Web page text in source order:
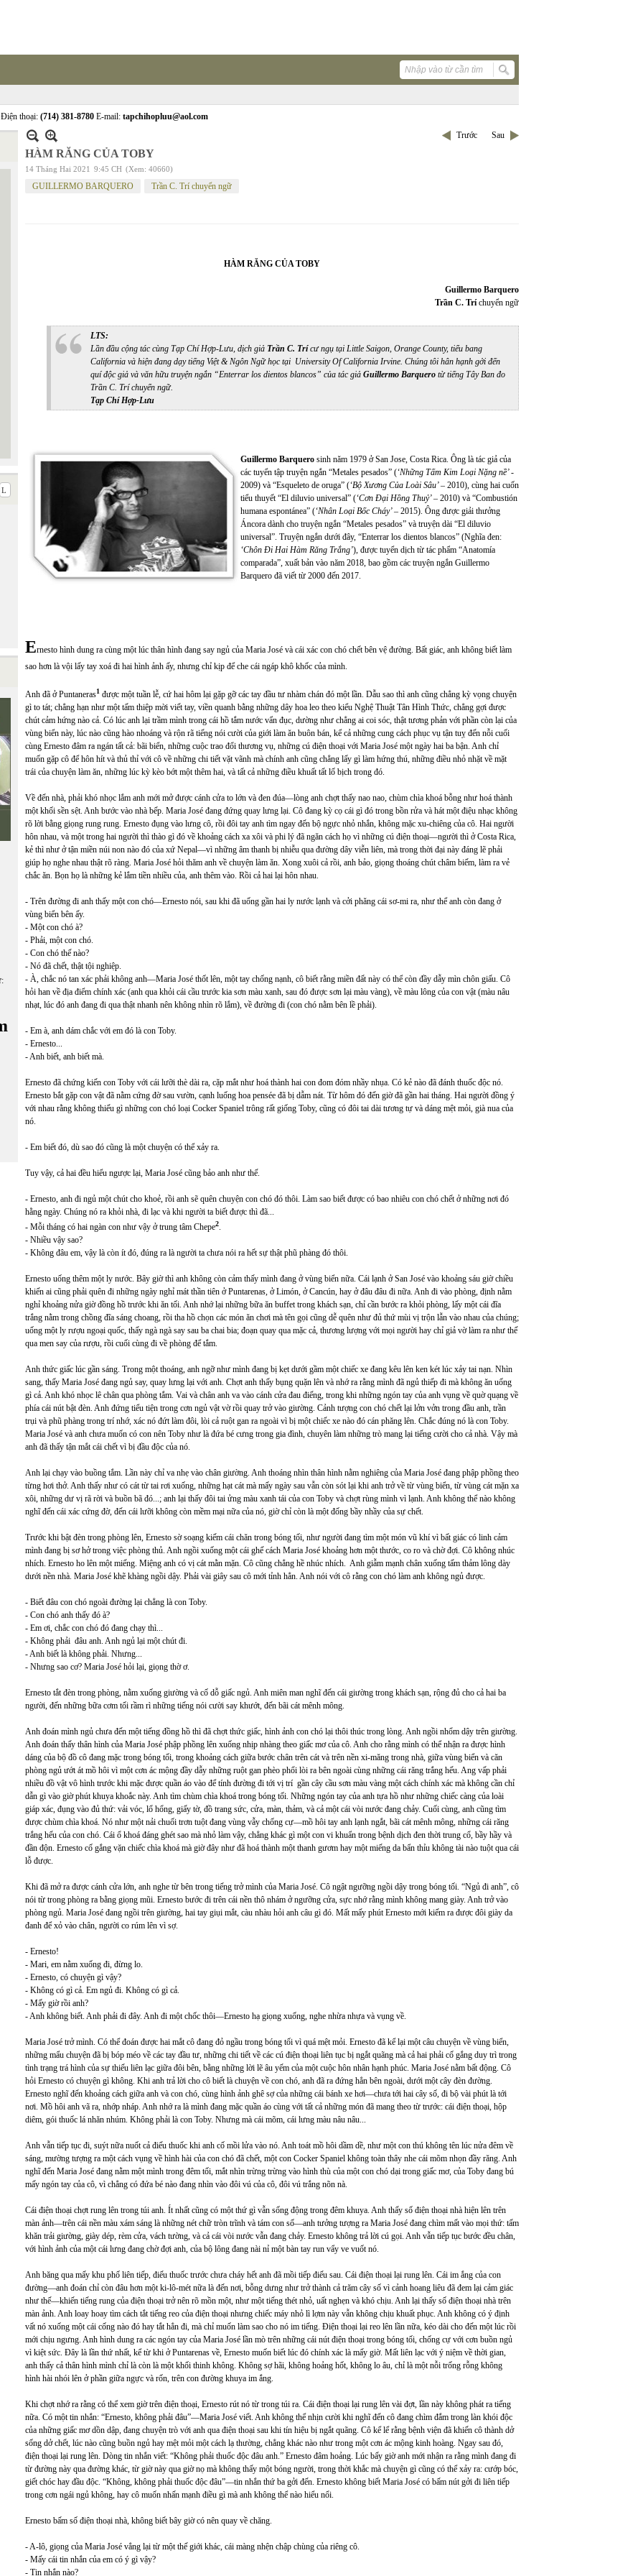
thoại: (714) 381-8780 E-mail: tapchihopluu@aol.com
Trước Sau
HÀM RĂNG CỦA TOBY
14 Tháng Hai 2021 9:45 CH (Xem: 40660)
GUILLERMO BARQUERO Trần C. Trí chuyển ngữ
HÀM RĂNG CỦA TOBY
Guillermo Barquero
Trần C. Tríchuyển ngữ
LTS:
Lần đầu cộng tác cùng Tạp Chí Hợp-Lưu, dịch giả Trần C. Trícư ngụ tại Little Saigon, Orange County, tiểu bang
California và hiện đang dạy tiếng Việt & Ngôn Ngữ học tại University Of California Irvine. Chúng tôi hân hạnh gởi đến
quí độc giả và văn hữu truyện ngắn “Enterrar los dientos blancos” của tác giả Guillermo Barquero từ tiếng Tây Ban đo
Trần C. Trí chuyển ngữ.
Tạp Chí Hợp-Lưu
Guillermo Barquero sinh năm 1979 ở San Jose, Costa Rica. Ông là tác giả của
các tuyển tập truyện ngắn “Metales pesados” (‘Những Tấm Kim Loại Nặng nề’ -
2009) và “Esqueleto de oruga” (‘Bộ Xương Của Loài Sâu’ – 2010), cùng hai cuốn
tiểu thuyết “El diluvio universal” (‘Cơn Đại Hồng Thuỷ’ – 2010) và “Combustión
humana espontánea” (‘Nhân Loại Bốc Cháy’ – 2015). Ông được giải thưởng
Áncora dành cho truyện ngắn “Metales pesados” và truyện dài “El diluvio
universal”. Truyện ngắn dưới đây, “Enterrar los dientos blancos” (Nghĩa đen:
‘Chôn Đi Hai Hàm Răng Trắng’), được tuyển dịch từ tác phẩm “Anatomía
comparada”, xuất bản vào năm 2018, bao gồm các truyện ngắn Guillermo
Barquero đã viết từ 2000 đến 2017.
Ernesto hình dung ra cùng một lúc thân hình đang say ngủ của Maria José và cái xác con chó chết bên vệ đường. Bất giác, anh không biết làm
sao hơn là vội lấy tay xoá đi hai hình ảnh ấy, nhưng chỉ kịp để che cái ngáp khô khốc của mình.
Anh đã ở Puntaneras1 được một tuần lễ, cứ hai hôm lại gặp gỡ các tay đầu tư nhàm chán đó một lần. Dẫu sao thì anh cũng chẳng kỳ vọng chuyện
gì to tát; chẳng hạn như một tấm thiệp mời viết tay, viền quanh bằng những dây hoa leo theo kiểu Nghệ Thuật Tân Hình Thức, chẳng gợi được
chút cảm hứng nào cả. Có lúc anh lại trầm mình trong cái hồ tắm nước vẩn đục, dường như chẳng ai coi sóc, thật tương phản với phần còn lại của
vùng biển này, lúc nào cũng hào nhoáng và rộn rã tiếng nói cười của giới làm ăn buôn bán, kể cả những cung cách phục vụ tận tuỵ đến nỗi cuối
cùng Ernesto đâm ra ngán tất cả: bãi biển, những cuộc trao đổi thương vụ, những cú điện thoại với Maria José một ngày hai ba bận. Anh chỉ
muốn gặp cô để hôn hít và thủ thỉ với cô về những chi tiết vặt vãnh mà chính anh cũng chẳng lấy gì làm hứng thú, những điều nhỏ nhặt về mặt
trái của chuyện làm ăn, những lúc kỳ kèo bớt một thêm hai, và tất cả những điều khuất tất lố bịch trong đó.
Về đến nhà, phải khó nhọc lắm anh mới mở được cánh cửa to lớn và đen đúa—lòng anh chợt thấy nao nao, chùm chìa khoá bỗng như hoá thành
một khối sền sệt. Anh bước vào nhà bếp. Maria José đang đứng quay lưng lại. Cô đang kỳ cọ cái gì đó trong bồn rửa và hát một điệu nhạc không
rõ lời bằng giọng rung rung. Ernesto đụng vào lưng cô, rồi đôi tay anh tìm ngay đến bộ ngực nhỏ nhắn, không mặc xu-chiêng của cô. Hai người
hôn nhau, và một trong hai người thì thào gì đó về khoảng cách xa xôi và phi lý đã ngăn cách họ vì những cú điện thoại—người thì ở Costa Rica,
kẻ thì như ở tận miền núi non nào đó của xứ Nepal—vì những âm thanh bị nhiễu qua đường dây viễn liên, mà trong thời đại này đáng lẽ phải
giúp họ nghe nhau thật rõ ràng. Maria José hỏi thăm anh về chuyện làm ăn. Xong xuôi cả rồi, anh bảo, giọng thoáng chút châm biếm, làm ra vẻ
chắc ăn. Bọn họ là những kẻ lắm tiền nhiều của, anh thêm vào. Rồi cả hai lại hôn nhau.
- Trên đường đi anh thấy một con chó—Ernesto nói, sau khi đã uống gần hai ly nước lạnh và cởi phăng cái sơ-mi ra, như thể anh còn đang ở
vùng biển bên ấy.
- Một con chó à?
- Phải, một con chó.
- Con chó thế nào?
- Nó đã chết, thật tội nghiệp.
- À, chắc nó tan xác phải không anh—Maria José thốt lên, một tay chống nạnh, cô biết rằng miền đất này có thể còn đầy dẫy mìn chôn giấu. Cô
hỏi han về địa điểm chính xác (anh qua khỏi cái cầu trước kia sơn màu xanh, sau đó được sơn lại màu vàng), về màu lông của con vật (màu nâu
nhạt, lúc đó anh đang đi qua thật nhanh nên không nhìn rõ lắm), về đường đi (con chó nằm bên lề phải).
- Em à, anh dám chắc với em đó là con Toby.
- Ernesto...
- Anh biết, anh biết mà.
Ernesto đã chứng kiến con Toby với cái lưỡi thè dài ra, cặp mắt như hoá thành hai con đom đóm nhầy nhụa. Có kẻ nào đã đánh thuốc độc nó.
Ernesto bắt gặp con vật đã nằm cứng đờ sau vườn, cạnh luống hoa pensée đã bị dẫm nát. Từ hôm đó đến giờ đã gần hai tháng. Hai người đồng ý
với nhau rằng không thiếu gì những con chó loại Cocker Spaniel trông rất giống Toby, cũng có đôi tai dài tương tự và dáng mệt mỏi, già nua của
nó.
- Em biết đó, dù sao đó cũng là một chuyện có thể xảy ra.
Tuy vậy, cả hai đều hiểu ngược lại, Maria José cũng bảo anh như thế.
- Ernesto, anh đi ngủ một chút cho khoẻ, rồi anh sẽ quên chuyện con chó đó thôi. Làm sao biết được có bao nhiêu con chó chết ở những nơi đó
hằng ngày. Chúng nó ra khỏi nhà, đi lạc và khi người ta biết được thì đã...
- Mỗi tháng có hai ngàn con như vậy ở trung tâm Chepe2.
- Nhiều vậy sao?
- Không đâu em, vậy là còn ít đó, đúng ra là người ta chưa nói ra hết sự thật phũ phàng đó thôi.
Ernesto uống thêm một ly nước. Bây giờ thì anh không còn cảm thấy mình đang ở vùng biển nữa. Cái lạnh ở San José vào khoảng sáu giờ chiều
khiến ai cũng phải quên đi những ngày nghỉ mát thần tiên ở Puntarenas, ở Limón, ở Cancún, hay ở đâu đâu đi nữa. Anh đi vào phòng, định nằm
nghỉ khoảng nửa giờ đồng hồ trước khi ăn tối. Anh nhớ lại những bữa ăn buffet trong khách sạn, chỉ cần bước ra khỏi phòng, lấy một cái đĩa
trắng nằm trong chồng đĩa sáng choang, rồi tha hồ chọn các món ăn chơi mà tên gọi cũng dễ quên như đủ thứ mùi vị trộn lẫn vào nhau của chúng;
uống một ly rượu ngoại quốc, thấy ngà ngà say sau ba chai bia; đoạn quay qua mặc cả, thương lượng với mọi người hay chỉ giả vờ làm ra như thế
qua men say của rượu, rồi cuối cùng đi về phòng để tắm.
Anh thức giấc lúc gần sáng. Trong một thoáng, anh ngỡ như mình đang bị kẹt dưới gầm một chiếc xe đang kêu lên ken két lúc xảy tai nạn. Nhìn
sang, thấy Maria José đang ngủ say, quay lưng lại với anh. Chợt anh thấy bụng quặn lên và nhớ ra rằng mình đã ngủ thiếp đi mà không ăn uống
gì cả. Anh khó nhọc lê chân qua phòng tắm. Vai và chân anh va vào cánh cửa đau điếng, trong khi những ngón tay của anh vụng về quờ quạng về
phía cái nút bật đèn. Anh đứng tiểu tiện trong cơn ngủ vật vờ rồi quay trở vào giường. Cảnh tượng con chó chết lại lởn vởn trong đầu anh, trần
trụi và phũ phàng trong trí nhớ, xác nó đứt làm đôi, lòi cả ruột gan ra ngoài vì bị một chiếc xe nào đó cán phăng lên. Chắc đúng nó là con Toby.
Maria José và anh chưa muốn có con nên Toby như là đứa bé cưng trong gia đình, chuyên làm những trò mang lại tiếng cười cho cả nhà. Vậy mà
anh đã thấy tận mắt cái chết vì bị đầu độc của nó.
Anh lại chạy vào buồng tắm. Lần này chỉ va nhẹ vào chân giường. Anh thoáng nhìn thân hình nằm nghiêng của Maria José đang phập phồng theo
từng hơi thở. Anh thấy như có cát từ tai rơi xuống, những hạt cát mà mấy ngày sau vẫn còn sót lại khi anh trở về từ vùng biển, từ vùng cát mặn xa
xôi, những dư vị rã rời và buồn bã đó...; anh lại thấy đôi tai ửng màu xanh tái của con Toby và chợt rùng mình vì lạnh. Anh không thể nào không
nghĩ đến cái xác cứng đờ, đến cái lưỡi không còn mềm mại nữa của nó, giờ chỉ còn là một đống bầy nhầy của sự chết.
Trước khi bật đèn trong phòng lên, Ernesto sờ soạng kiếm cái chăn trong bóng tối, như người đang tìm một món vũ khí vì bất giác có linh cảm
mình đang bị sơ hở trong việc phòng thủ. Anh ngồi xuống một cái ghế cách Maria José khoảng hơn một thước, co ro và chờ đợi. Cô không nhúc
nhích. Ernesto ho lên một miếng. Miệng anh có vị cát mằn mặn. Cô cũng chẳng hề nhúc nhích. Anh giẫm mạnh chân xuống tấm thảm lông dày
dưới nền nhà. Maria José khẽ khàng ngồi dậy. Phải vài giây sau cô mới tỉnh hẳn. Anh nói với cô rằng con chó làm anh không ngủ được.
- Biết đâu con chó ngoài đường lại chẳng là con Toby.
- Con chó anh thấy đó à?
- Em ơi, chắc con chó đó đang chạy thì...
- Không phải đâu anh. Anh ngủ lại một chút đi.
- Anh biết là không phải. Nhưng...
- Nhưng sao cơ? Maria José hỏi lại, giọng thờ ơ.
Ernesto tắt đèn trong phòng, nằm xuống giường và cố dỗ giấc ngủ. Anh miên man nghĩ đến cái giường trong khách sạn, rộng đủ cho cả hai ba
người, đến những bữa cơm tối rầm rì những tiếng nói cười say khướt, đến bãi cát mênh mông.
Anh đoán mình ngủ chưa đến một tiếng đồng hồ thì đã chợt thức giấc, hình ảnh con chó lại thôi thúc trong lòng. Anh ngồi nhổm dậy trên giường.
Anh đoán thấy thân hình của Maria José phập phồng lên xuống nhịp nhàng theo giấc mơ của cô. Anh cho rằng mình có thể nhận ra được hình
dáng của bộ đồ cô đang mặc trong bóng tối, trong khoảng cách giữa bước chân trên cát và trên nền xi-măng trong nhà, giữa vùng biển và căn
phòng ngủ ướt át mồ hôi vì một cơn ác mộng đầy dẫy những ruột gan phèo phổi lòi ra bên ngoài cùng những cái răng trắng hếu. Ang vấp phải
nhiều đồ vật vô hình trước khi mặc được quần áo vào để tính đường đi tới vị trí gần cây cầu sơn màu vàng một cách chính xác mà không cần chỉ
dẫn gì vào giờ phút khuya khoắc này. Anh tìm chùm chìa khoá trong bóng tối. Những ngón tay của anh tựa hồ như những chiếc càng của loài
giáp xác, đụng vào đủ thứ: vải vóc, lổ hổng, giấy tờ, đồ trang sức, cửa, màn, thảm, và cả một cái vòi nước đang chảy. Cuối cùng, anh cũng tìm
được chùm chìa khoá. Nó như một nải chuối trơn tuột đang vùng vẫy chống cự—mồ hôi tay anh lạnh ngắt, bãi cát mênh mông, những cái răng
trắng hếu của con chó. Cái ổ khoá đáng ghét sao mà nhỏ làm vậy, chẳng khác gì một con vi khuẩn trong bệnh dịch đen thời trung cổ, bầy hầy và
đần độn. Ernesto cố gắng vặn chiếc chìa khoá mà giờ đây như đã hoá thành một thanh gươm hay một miếng da bẩn thỉu không tài nào tuột qua cái
lỗ được.
Khi đã mở ra được cánh cửa lớn, anh nghe từ bên trong tiếng trở mình của Maria José. Cô ngật ngưỡng ngồi dậy trong bóng tối. “Ngủ đi anh”, cô
nói từ trong phòng ra bằng giọng mũi. Ernesto bước đi trên cái nền thô nhám ở ngưỡng cửa, sực nhớ rằng mình không mang giày. Anh trở vào
phòng ngủ. Maria José đang ngồi trên giường, hai tay giụi mắt, càu nhàu hỏi anh câu gì đó. Mất mấy phút Ernesto mới kiếm ra được đôi giày da
đanh để xỏ vào chân, người co rúm lên vì sợ.
- Ernesto!
- Mari, em nằm xuống đi, đừng lo.
- Ernesto, có chuyện gì vậy?
- Không có gì cả. Em ngủ đi. Không có gì cả.
- Mấy giờ rồi anh?
- Anh không biết. Anh phải đi đây. Anh đi một chốc thôi—Ernesto hạ giọng xuống, nghe nhừa nhựa và vụng về.
Maria José trở mình. Có thể đoán được hai mắt cô đang đỏ ngầu trong bóng tối vì quá mệt mỏi. Ernesto đã kể lại một câu chuyện về vùng biển,
những mẩu chuyện đã bị bóp méo về các tay đầu tư, những chi tiết về các cú điện thoại liên tục bị ngắt quãng mà cả hai phải cố gắng duy trì trong
tình trạng trá hình của sự thiếu liên lạc giữa đôi bên, bằng những lời lẽ âu yếm của một cuộc hôn nhân hạnh phúc. Maria José nằm bất động. Cô
hỏi Ernesto có chuyện gì không. Khi anh trả lời cho cô biết là chuyện về con chó, anh đã ra đứng hẳn bên ngoài, dưới một cây đèn đường.
Ernesto nghĩ đến khoảng cách giữa anh và con chó, cùng hình ảnh ghê sợ của những cái bánh xe hơi—chưa tới hai cây số, đi bộ vài phút là tới
nơi. Mồ hôi anh vã ra, nhớp nháp. Anh nhớ ra là mình đang mặc quần áo cùng với tất cả những món đã mang theo từ trước: cái điện thoại, hộp
diêm, gói thuốc lá nhăn nhúm. Không phải là con Toby. Nhưng mà cái mõm, cái lưng màu nâu nâu...
Anh vẫn tiếp tục đi, suýt nữa nuốt cả điếu thuốc khi anh cố mồi lửa vào nó. Anh toát mồ hôi dầm dề, như một con thú không tên lúc nửa đêm về
sáng, mường tượng ra một cách vụng về hình hài của con chó đã chết, một con Cocker Spaniel không toàn thây nhe cái mõm nhọn đầy răng. Anh
nghĩ đến Maria José đang nằm một mình trong đêm tối, mắt nhìn trừng trừng vào hình thù của một con chó dại trong giấc mơ, của Toby đang bú
mấy ngón tay của cô, vì chẳng có đứa bé nào đang nhìn vào đôi vú của cô, đôi vú trắng nõn nà.
Cái điện thoại chợt rung lên trong túi anh. Ít nhất cũng có một thứ gì vẫn sống động trong đêm khuya. Anh thấy số điện thoại nhà hiện lên trên
màn ảnh—trên cái nền màu xám sáng là những nét chữ tròn trĩnh và tám con số—anh tưởng tượng ra Maria José đang chìm mất vào mọi thứ: tấm
khăn trải giường, giày dép, rèm cửa, vách tường, và cả cái vòi nước vẫn đang chảy. Ernesto không trả lời cú gọi. Anh vẫn tiếp tục bước đều chân,
với hình ảnh của một cái lưng đang chờ đợi anh, của bộ lông đang nài nỉ một bàn tay run vẩy ve vuốt nó.
Anh băng qua mấy khu phố liên tiếp, điếu thuốc trước chưa cháy hết anh đã mồi tiếp điếu sau. Cái điện thoại lại rung lên. Cái im ắng của con
đường—anh đoán chỉ còn đâu hơn một ki-lô-mét nữa là đến nơi, bỗng dưng như trở thành cả trăm cây số vì cảnh hoang liêu đã đem lại cảm giác
như thế—khiến tiếng rung của điện thoại trở nên rõ mồn một, như một tiếng thét nhỏ, uất nghẹn và khó chịu. Anh lại thấy số điện thoại nhà trên
màn ảnh. Anh loay hoay tìm cách tắt tiếng reo của điện thoại nhưng chiếc máy nhỏ lì lợm này vẫn không chịu khuất phục. Anh không có ý định
vất nó xuống một cái cống nào đó hay tắt hẳn đi, mà chỉ muốn làm sao cho nó im tiếng. Điện thoại lại reo lên lần nữa, kéo dài cho đến một lúc rồi
mới chịu ngưng. Anh hình dung ra các ngón tay của Maria José lần mò trên những cái nút điện thoại trong bóng tối, chống cự với cơn buồn ngủ
vì kiệt sức. Đây là lần thứ nhất, kể từ khi ở Puntarenas về, Ernesto muốn biết lúc đó chính xác là mấy giờ. Mất liên lạc với ý niệm về thời gian,
anh thấy cả thân hình mình chỉ là còn là một khối thinh không. Không sợ hãi, không hoảng hốt, không lo âu, chỉ là một nỗi trống rỗng không
hình hài nhói lên ở phần giữa ngực và rốn, trên con đường khuya im ắng.
Khi chợt nhớ ra rằng có thể xem giờ trên điện thoại, Ernesto rút nó từ trong túi ra. Cái điện thoại lại rung lên vài đợt, lần này không phát ra tiếng
nữa. Có một tin nhắn: “Ernesto, không phải đâu”—Maria José viết. Anh không thể nhịn cười khi nghĩ đến cô đang chìm đắm trong làn khói độc
của những giấc mơ dồn dập, đang chuyện trò với anh qua điện thoại sau khi tín hiệu bị ngắt quãng. Cô kể lể rằng bệnh viện đã khiến cô thành dở
sống dở chết, lúc nào cũng buồn ngủ hay mệt mỏi một cách lạ thường, chẳng khác nào như trong một cơn ác mộng kinh hoàng. Ngay sau đó,
điện thoại lại rung lên. Dòng tin nhắn viết: “Không phải thuốc độc đâu anh.” Ernesto đâm hoảng. Lúc bấy giờ anh mới nhận ra rằng mình đang đi
từ đường này qua đường khác, từ giờ này qua giờ nọ mà không thấy một bóng người, trong thời khắc mà chuyện gì cũng có thể xảy ra: cướp bóc,
giết chóc hay đầu độc. “Không, không phải thuốc độc đâu”—tin nhắn thứ ba gởi đến. Ernesto không biết Maria José có bấm nút gởi đi liên tiếp
trong cơn ngái ngủ không, hay cô muốn nhấn mạnh điều gì mà anh không thể nào hiểu nổi.
Ernesto bấm số điện thoại nhà, không biết bây giờ có nên quay về chăng.
- A-lô, giọng của Maria José vẳng lại từ một thế giới khác, cái màng nhện chập chùng của riêng cô.
- Mấy cái tin nhắn của em có ý gì vậy?
- Tin nhắn nào?